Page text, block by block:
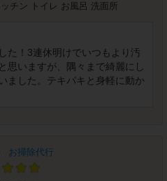
チン トイレ お風呂 洗面所
た！3連休明けでいつもより汚
思いますが、隅々まで綺麗にし
ました。テキパキと身軽に動か
お掃除代行